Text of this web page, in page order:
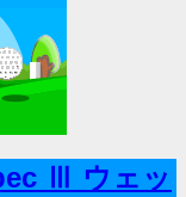
Ⅲ ウェッ